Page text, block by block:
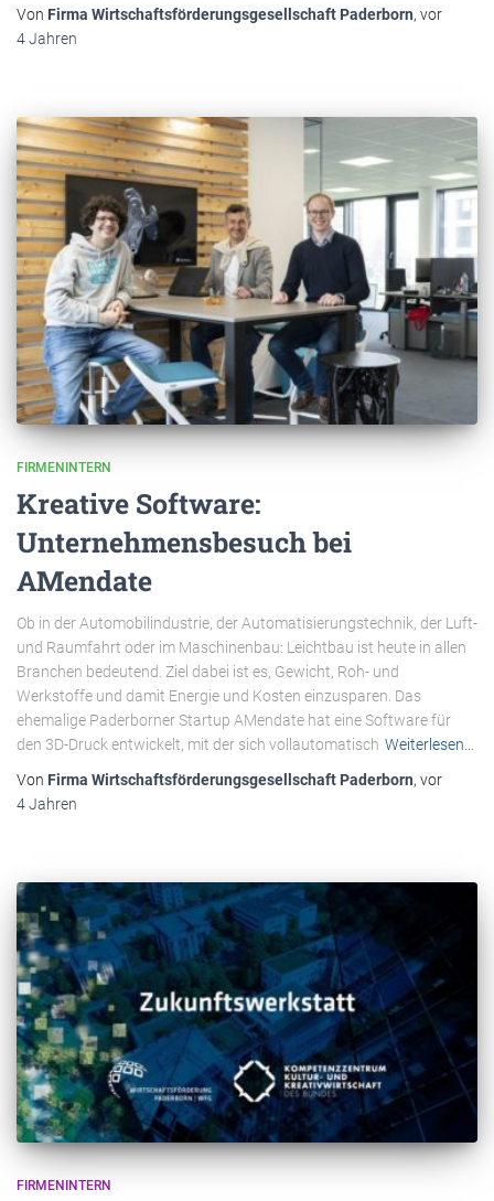
Von Firma Wirtschaftsförderungsgesellschaft Paderborn, vor
4 Jahren
FIRMENINTERN
Kreative Software:
Unternehmensbesuch bei
AMendate
Ob in der Automobilindustrie, der Automatisierungstechnik, der Luft-
und Raumfahrt oder im Maschinenbau: Leichtbau ist heute in allen
Branchen bedeutend. Ziel dabei ist es, Gewicht, Roh- und
Werkstoffe und damit Energie und Kosten einzusparen. Das
ehemalige Paderborner Startup AMendate hat eine Software für
den 3D-Druck entwickelt, mit der sich vollautomatisch Weiterlesen…
Von Firma Wirtschaftsförderungsgesellschaft Paderborn, vor
4 Jahren
FIRMENINTERN